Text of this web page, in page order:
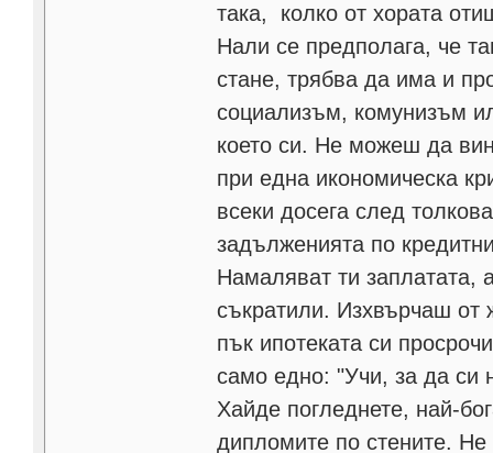
така, колко от хората
Нали се предполага, че
стане, трябва да има и
социализъм, комунизъм
което си. Не можеш да
при една икономическа
всеки досега след
задълженията по
Намаляват ти заплатата,
съкратили. Изхвърчаш
пък ипотеката си
само едно: "Учи, за да си
Хайде погледнете, най-
дипломите по стените.